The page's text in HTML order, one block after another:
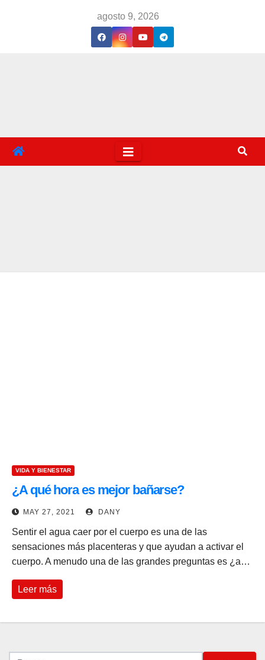
agosto 9, 2026
VIDA Y BIENESTAR
¿A qué hora es mejor bañarse?
MAY 27, 2021 DANY
Sentir el agua caer por el cuerpo es una de las
sensaciones más placenteras y que ayudan a activar el
cuerpo. A menudo una de las grandes preguntas es ¿a…
Leer más